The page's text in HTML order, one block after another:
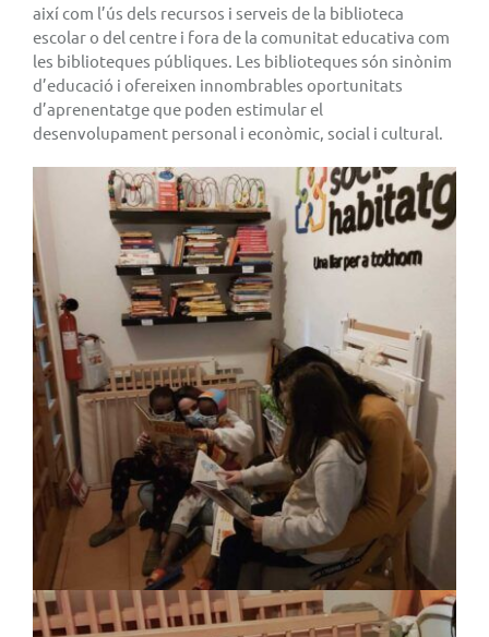
així com l’ús dels recursos i serveis de la biblioteca
escolar o del centre i fora de la comunitat educativa com
les biblioteques públiques. Les biblioteques són sinònim
d’educació i ofereixen innombrables oportunitats
d’aprenentatge que poden estimular el
desenvolupament personal i econòmic, social i cultural.